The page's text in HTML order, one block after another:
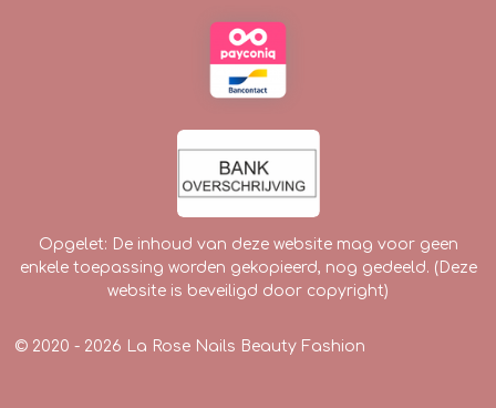
Opgelet: De inhoud van deze website mag voor geen
enkele toepassing worden gekopieerd, nog gedeeld. (Deze
website is beveiligd door copyright)
© 2020 - 2026 La Rose Nails Beauty Fashion